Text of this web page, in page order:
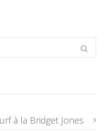
à la Bridget Jones